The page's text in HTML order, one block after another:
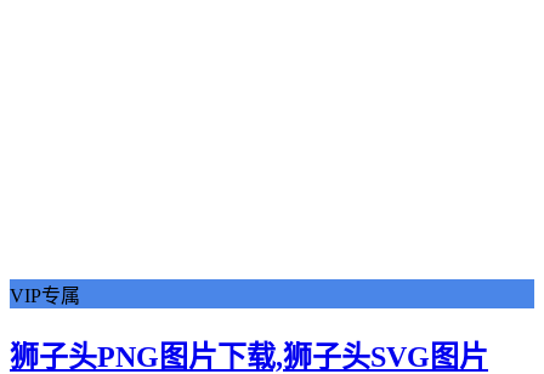
VIP专属
狮子头PNG图片下载,狮子头SVG图片